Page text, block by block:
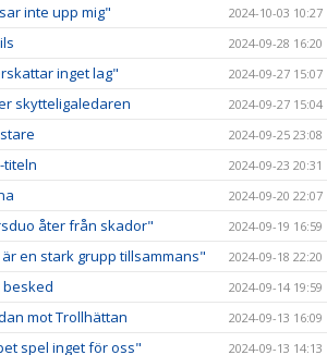
inte upp mig" 2024-10-03 10:27
2024-09-28 16:20
inget lag" 2024-09-27 15:07
skytteligaledaren 2024-09-27 15:04
2024-09-25 23:08
titeln 2024-09-23 20:31
2024-09-20 22:07
åter från skador" 2024-09-19 16:59
är en stark grupp tillsammans" 2024-09-18 22:20
besked 2024-09-14 19:59
mot Trollhättan 2024-09-13 16:09
spel inget för oss" 2024-09-13 14:13